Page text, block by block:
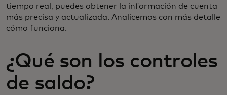
tiempo real, puedes obtener la información de cuenta
más precisa y actualizada. Analicemos con más detalle
cómo funciona.
¿Qué son los controles
de saldo?